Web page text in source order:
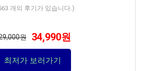
개의 후기가 있습니다.)
원 34,990원
최저가 보러가기